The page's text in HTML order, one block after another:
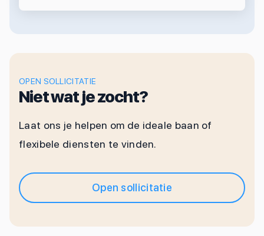
OPEN SOLLICITATIE
Niet wat je zocht?
Laat ons je helpen om de ideale baan of
flexibele diensten te vinden.
Open sollicitatie